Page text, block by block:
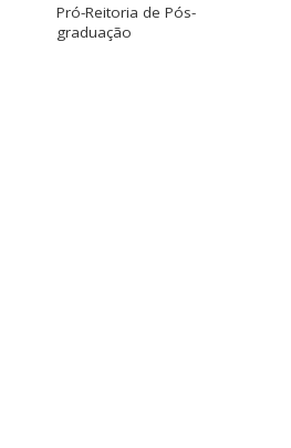
Pró-Reitoria de Pós-
graduação